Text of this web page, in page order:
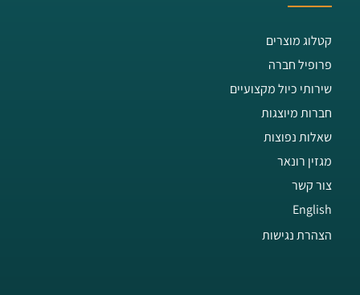
קטלוג מוצרים
פרופיל חברה
שירותי כיול מקצועיים
חברות מיוצגות
שאלות נפוצות
מגזין רונאר
צור קשר
English
הצהרת נגישות